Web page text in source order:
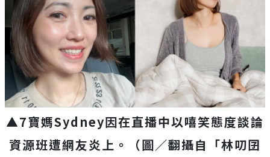
▲7寶媽Sydney因在直播中以嘻笑態度談論
資源班遭網友炎上。（圖／翻攝自「林叨囝